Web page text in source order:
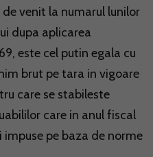
venit la numarul lunilor
dupa aplicarea
este cel putin egala cu
brut pe tara in vigoare
care se stabileste
care in anul fiscal
pe baza de norme